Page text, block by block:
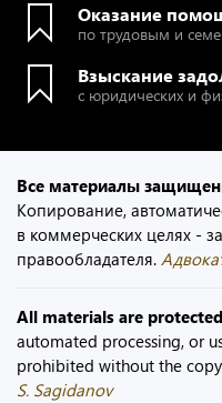
Оказание
по трудовым и
Взыскание
с юридических и
Все материалы
Копирование,
в коммерческих целях -
правообладателя.
All materials are
automated processing, or
prohibited without the
S. Sagidanov